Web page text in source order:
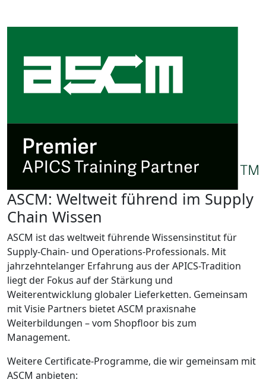
ASCM: Weltweit führend im Supply
Chain Wissen
ASCM ist das weltweit führende Wissensinstitut für
Supply-Chain- und Operations-Professionals. Mit
jahrzehntelanger Erfahrung aus der APICS-Tradition
liegt der Fokus auf der Stärkung und
Weiterentwicklung globaler Lieferketten. Gemeinsam
mit Visie Partners bietet ASCM praxisnahe
Weiterbildungen – vom Shopfloor bis zum
Management.
Weitere Certificate-Programme, die wir gemeinsam mit
ASCM anbieten: